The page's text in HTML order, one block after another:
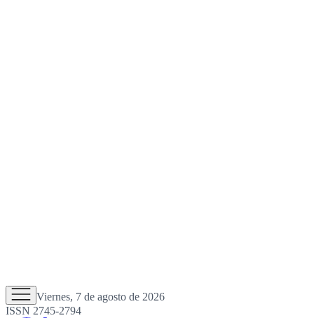
Viernes, 7 de agosto de 2026
ISSN 2745-2794